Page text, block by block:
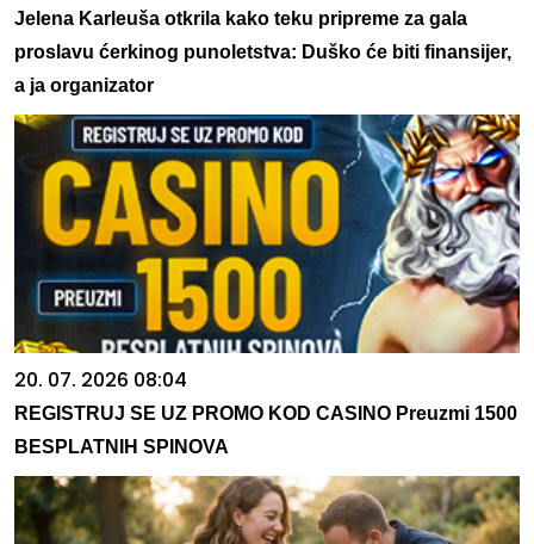
Jelena Karleuša otkrila kako teku pripreme za gala
proslavu ćerkinog punoletstva: Duško će biti finansijer,
a ja organizator
20. 07. 2026 08:04
REGISTRUJ SE UZ PROMO KOD CASINO Preuzmi 1500
BESPLATNIH SPINOVA